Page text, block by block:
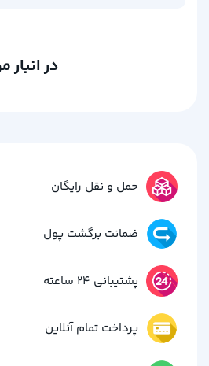
در
حمل و نقل رایگان
ضمانت برگشت پول
پشتیبانی 24 ساعته
پرداخت تمام آنلاین